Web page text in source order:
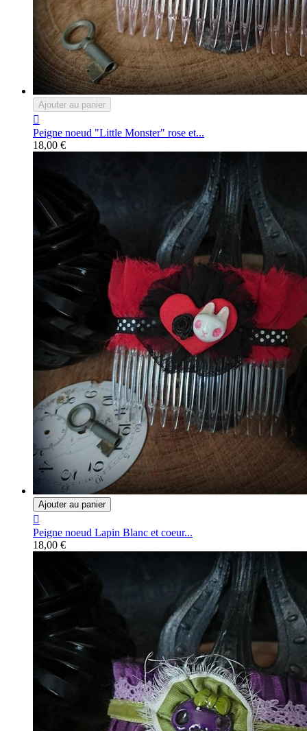
Ajouter au panier

Peigne noeud "Little Monster" rose et...
18,00 €
Ajouter au panier

Peigne noeud Lapin Blanc et coeur...
18,00 €